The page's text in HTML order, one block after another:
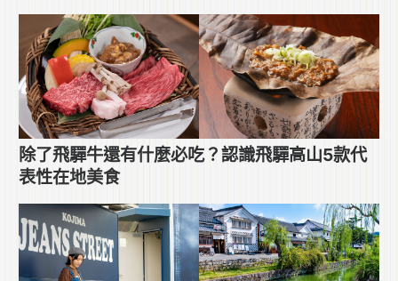
除了飛驒牛還有什麼必吃？認識飛驒高山5款代
表性在地美食